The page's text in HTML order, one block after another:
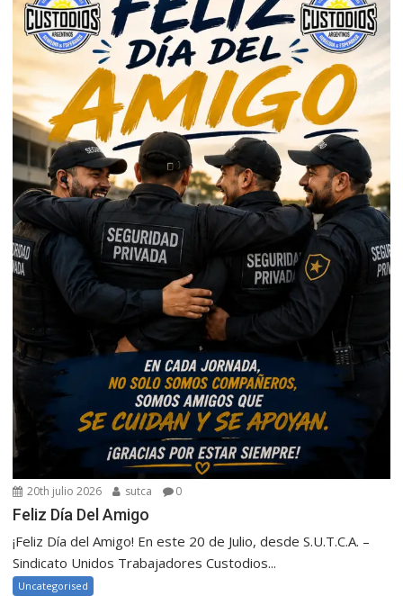
20th julio 2026 sutca 0
Feliz Día Del Amigo
¡Feliz Día del Amigo! En este 20 de Julio, desde S.U.T.C.A. –
Sindicato Unidos Trabajadores Custodios...
Uncategorised